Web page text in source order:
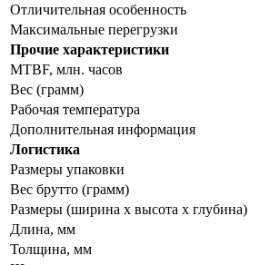
Отличительная особенность
Максимальные перегрузки
Прочие характеристики
MTBF, млн. часов
Вес (грамм)
Рабочая температура
Дополнительная информация
Логистика
Размеры упаковки
Вес брутто (грамм)
Размеры (ширина x высота x глубина)
Длина, мм
Толщина, мм